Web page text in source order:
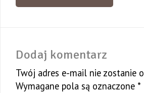
Dodaj komentarz
Twój adres e-mail nie zostanie
Wymagane pola są oznaczone *